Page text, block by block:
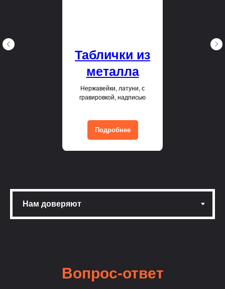
Таблички из
металла
Нержавейки, латуни, с
гравировкой, надписью
Подробнее
Вопрос-ответ